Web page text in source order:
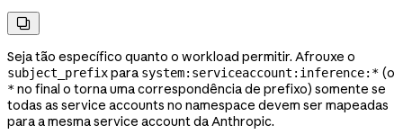

Seja tão específico quanto o workload permitir. Afrouxe o
subject_prefixpara system:serviceaccount:inference:* (o
*no final o torna uma correspondência de prefixo) somente se
todas as service accounts no namespace devem ser mapeadas
para a mesma service account da Anthropic.